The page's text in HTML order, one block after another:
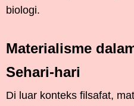
biologi.
Materialisme
Sehari-hari
Di luar konteks filsafat,